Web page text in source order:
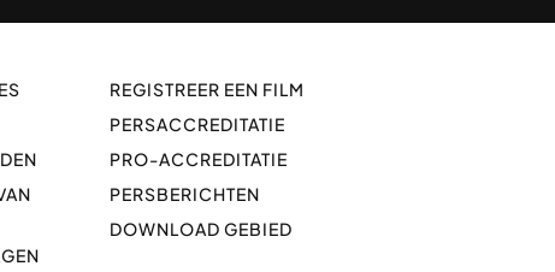
REGISTREER EEN FILM
PERSACCREDITATIE
PRO-ACCREDITATIE
PERSBERICHTEN
DOWNLOAD GEBIED